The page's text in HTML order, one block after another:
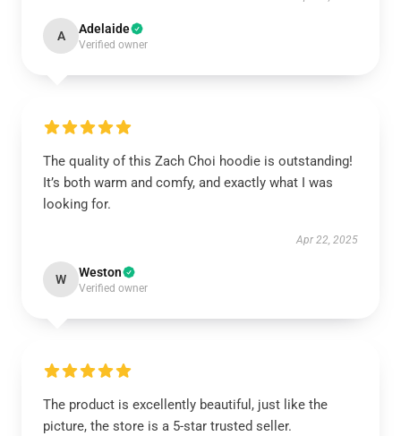
A Adelaide
Verified owner
The quality of this Zach Choi hoodie is outstanding!
It’s both warm and comfy, and exactly what I was
looking for.
Apr 22, 2025
W Weston
Verified owner
The product is excellently beautiful, just like the
picture, the store is a 5-star trusted seller.